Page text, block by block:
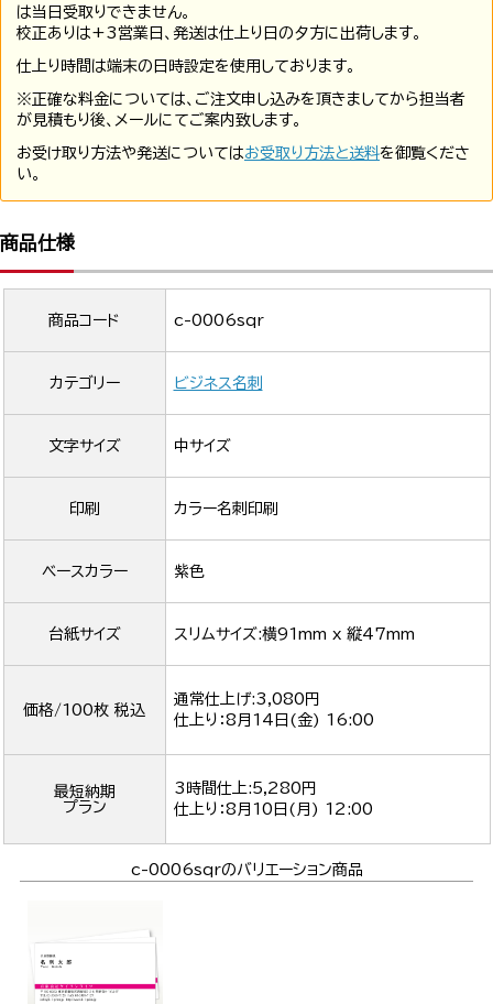
は当日受取りできません。
校正ありは+3営業日、発送は仕上り日の夕方に出荷します。
仕上り時間は端末の日時設定を使用しております。
※正確な料金については、ご注文申し込みを頂きましてから担当者
が見積もり後、メールにてご案内致します。
お受け取り方法や発送についてはお受取り方法と送料を御覧くださ
い。
商品仕様
商品コード c-0006sqr
カテゴリー ビジネス名刺
文字サイズ 中サイズ
印刷 カラー名刺印刷
ベースカラー 紫色
台紙サイズ スリムサイズ:横91mm x 縦47mm
価格/100枚 税込
通常仕上げ:3,080円
仕上り：8月14日(金) 16:00
最短納期
プラン
3時間仕上:5,280円
仕上り：8月10日(月) 12:00
c-0006sqrのバリエーション商品